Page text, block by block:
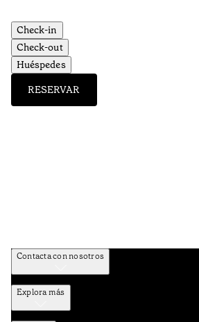
Check-in
Check-out
Huéspedes
RESERVAR
Contacta con nosotros
Explora más